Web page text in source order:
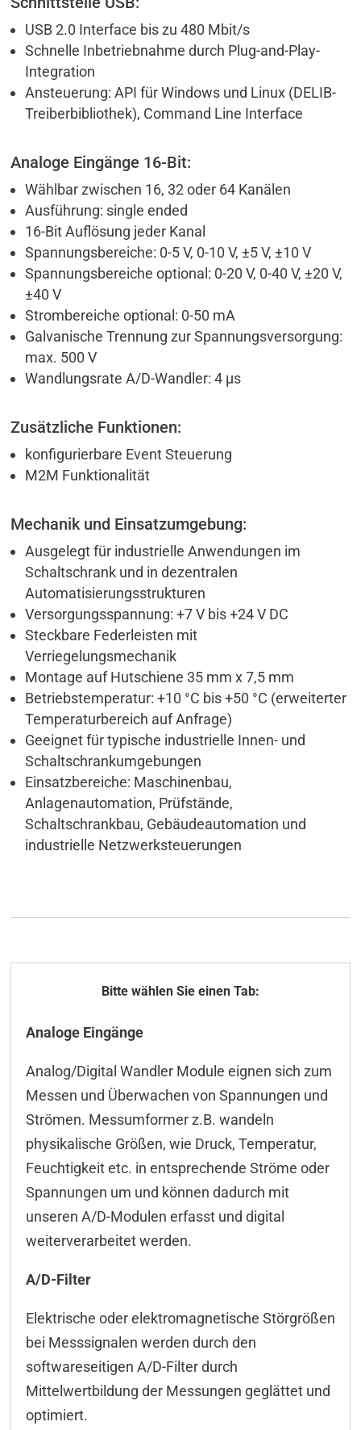
USB 2.0 Interface bis zu 480 Mbit/s
Schnelle Inbetriebnahme durch Plug-and-Play-
Integration
Ansteuerung: API für Windows und Linux (DELIB-
Treiberbibliothek), Command Line Interface
Analoge Eingänge 16-Bit:
Wählbar zwischen 16, 32 oder 64 Kanälen
Ausführung: single ended
16-Bit Auflösung jeder Kanal
Spannungsbereiche: 0-5 V, 0-10 V, ±5 V, ±10 V
Spannungsbereiche optional: 0-20 V, 0-40 V, ±20 V,
±40 V
Strombereiche optional: 0-50 mA
Galvanische Trennung zur Spannungsversorgung:
max. 500 V
Wandlungsrate A/D-Wandler: 4 µs
Zusätzliche Funktionen:
konfigurierbare Event Steuerung
M2M Funktionalität
Mechanik und Einsatzumgebung:
Ausgelegt für industrielle Anwendungen im
Schaltschrank und in dezentralen
Automatisierungsstrukturen
Versorgungsspannung: +7 V bis +24 V DC
Steckbare Federleisten mit
Verriegelungsmechanik
Montage auf Hutschiene 35 mm x 7,5 mm
Betriebstemperatur: +10 °C bis +50 °C (erweiterter
Temperaturbereich auf Anfrage)
Geeignet für typische industrielle Innen- und
Schaltschrankumgebungen
Einsatzbereiche: Maschinenbau,
Anlagenautomation, Prüfstände,
Schaltschrankbau, Gebäudeautomation und
industrielle Netzwerksteuerungen
ICT-Tool
Konfiguration
Modbus
Programmierung/API
DELIB-API Befehle
WEB-Oberfläche
App
Anschlussbeispiele
Steckverbinder
Downloads & Manuals
Analoge Eingänge
Analog/Digital Wandler Module eignen sich zum
Messen und Überwachen von Spannungen und
Strömen. Messumformer z.B. wandeln
physikalische Größen, wie Druck, Temperatur,
Feuchtigkeit etc. in entsprechende Ströme oder
Spannungen um und können dadurch mit
unseren A/D-Modulen erfasst und digital
weiterverarbeitet werden.
A/D-Filter
Elektrische oder elektromagnetische Störgrößen
bei Messsignalen werden durch den
softwareseitigen A/D-Filter durch
Mittelwertbildung der Messungen geglättet und
optimiert.